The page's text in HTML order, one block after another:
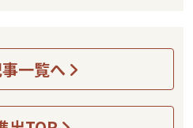
一覧へ